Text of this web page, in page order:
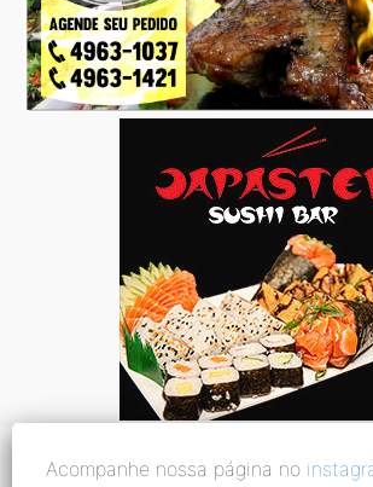
Acompanhe nossa página no